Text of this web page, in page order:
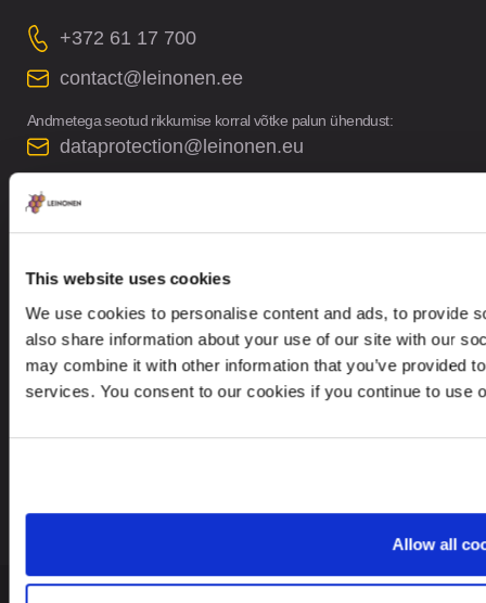
This website uses cookies
We use cookies to personalise content and ads, to provide
also share information about your use of our site with our
may combine it with other information that you’ve provided
services. You consent to our cookies if you continue to use
Allow all
+372 61 17 700
contact@leinonen.ee
Andmetega seotud rikkumise korral võtke palun ühendust:
dataprotection@leinonen.eu
Otsite teenust teisest riigist?